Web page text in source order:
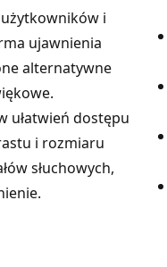
i
ujawnienia
alternatywne
ułatwień dostępu
i rozmiaru
słuchowych,